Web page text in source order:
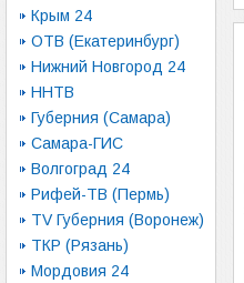
Крым 24
ОТВ (Екатеринбург)
Нижний Новгород 24
ННТВ
Губерния (Самара)
Самара-ГИС
Волгоград 24
Рифей-ТВ (Пермь)
TV Губерния (Воронеж)
ТКР (Рязань)
Мордовия 24